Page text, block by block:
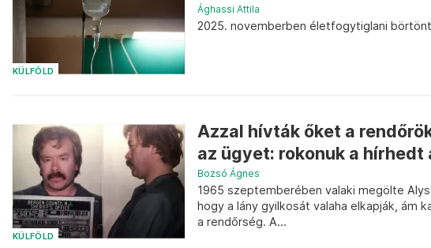
KÜLFÖLD
Ághassi Attila
2025. novemberben életfogytiglani
KÜLFÖLD
Azzal hívták őket a
az ügyet: rokonuk a hírhedt
Bozsó Ágnes
1965 szeptemberében valaki megölte
hogy a lány gyilkosát valaha elkapják, ám
a rendőrség. A...